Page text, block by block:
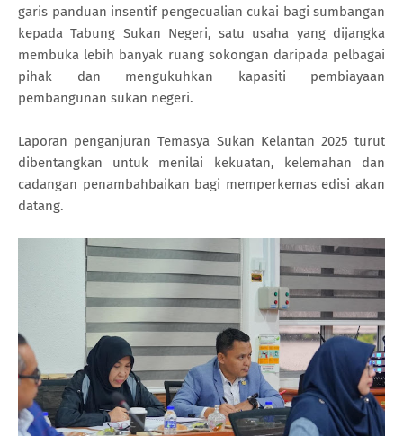
garis panduan insentif pengecualian cukai bagi sumbangan
kepada Tabung Sukan Negeri, satu usaha yang dijangka
membuka lebih banyak ruang sokongan daripada pelbagai
pihak dan mengukuhkan kapasiti pembiayaan
pembangunan sukan negeri.
Laporan penganjuran Temasya Sukan Kelantan 2025 turut
dibentangkan untuk menilai kekuatan, kelemahan dan
cadangan penambahbaikan bagi memperkemas edisi akan
datang.